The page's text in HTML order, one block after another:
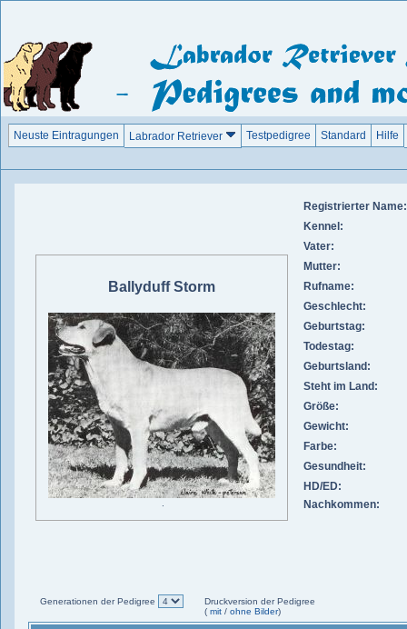
Neuste Eintragungen Labrador Retriever Testpedigree Standard Hilfe
Ballyduff Storm
Registrierter Name:
Kennel:
Vater:
Mutter:
Rufname:
Geschlecht:
Geburtstag:
Todestag:
Geburtsland:
Steht im Land:
Größe:
Gewicht:
Farbe:
Gesundheit:
HD/ED:
Nachkommen:
Generationen der Pedigree
Druckversion der Pedigree
( mit / ohne Bilder)